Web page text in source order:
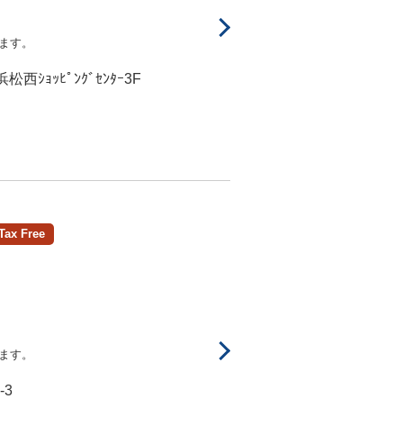
す。
西ｼｮｯﾋﾟﾝｸﾞｾﾝﾀｰ3F
Free
す。
3